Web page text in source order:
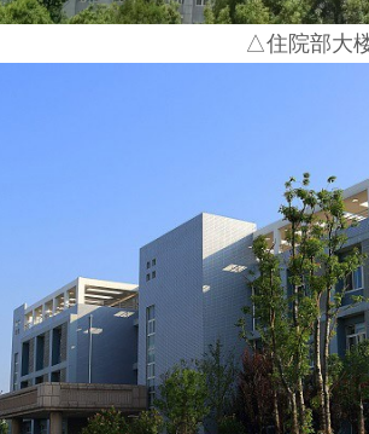
△住院部大